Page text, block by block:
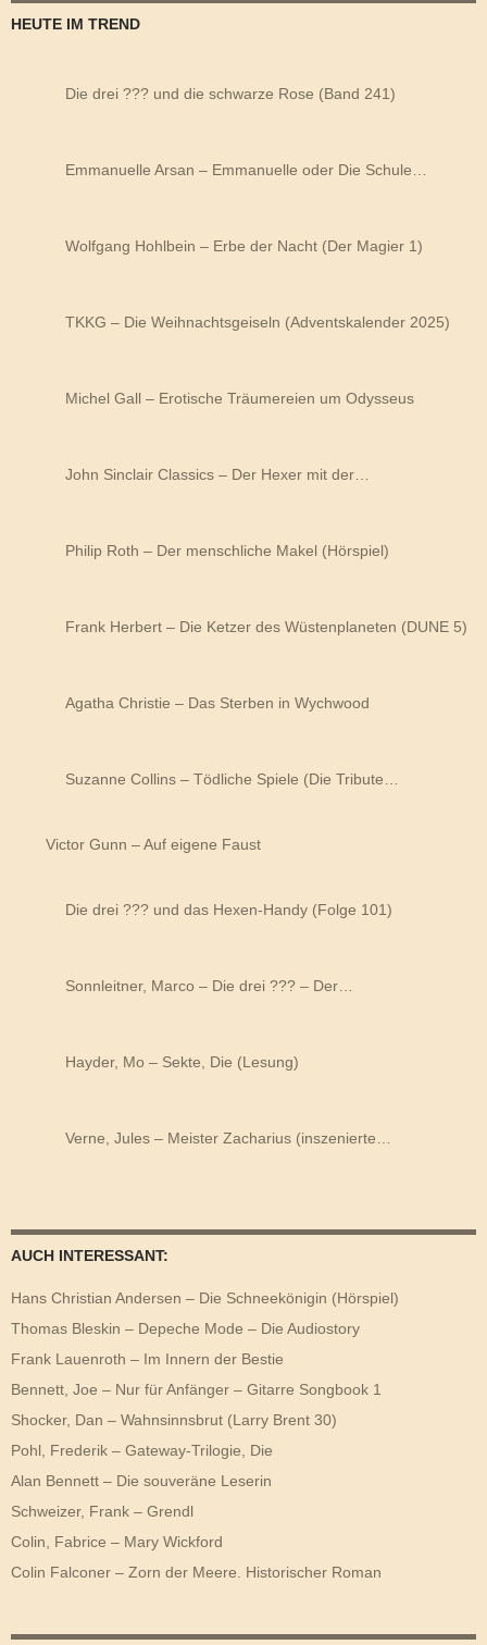
HEUTE IM TREND
Die drei ??? und die schwarze Rose (Band 241)
Emmanuelle Arsan – Emmanuelle oder Die Schule…
Wolfgang Hohlbein – Erbe der Nacht (Der Magier 1)
TKKG – Die Weihnachtsgeiseln (Adventskalender 2025)
Michel Gall – Erotische Träumereien um Odysseus
John Sinclair Classics – Der Hexer mit der…
Philip Roth – Der menschliche Makel (Hörspiel)
Frank Herbert – Die Ketzer des Wüstenplaneten (DUNE 5)
Agatha Christie – Das Sterben in Wychwood
Suzanne Collins – Tödliche Spiele (Die Tribute…
Victor Gunn – Auf eigene Faust
Die drei ??? und das Hexen-Handy (Folge 101)
Sonnleitner, Marco – Die drei ??? – Der…
Hayder, Mo – Sekte, Die (Lesung)
Verne, Jules – Meister Zacharius (inszenierte…
AUCH INTERESSANT:
Hans Christian Andersen – Die Schneekönigin (Hörspiel)
Thomas Bleskin – Depeche Mode – Die Audiostory
Frank Lauenroth – Im Innern der Bestie
Bennett, Joe – Nur für Anfänger – Gitarre Songbook 1
Shocker, Dan – Wahnsinnsbrut (Larry Brent 30)
Pohl, Frederik – Gateway-Trilogie, Die
Alan Bennett – Die souveräne Leserin
Schweizer, Frank – Grendl
Colin, Fabrice – Mary Wickford
Colin Falconer – Zorn der Meere. Historischer Roman